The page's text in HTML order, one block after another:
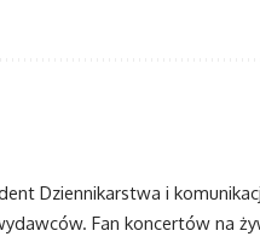
Dziennikarstwa i
Fan koncertów na